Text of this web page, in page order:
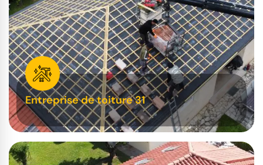
Entreprise de toiture 31